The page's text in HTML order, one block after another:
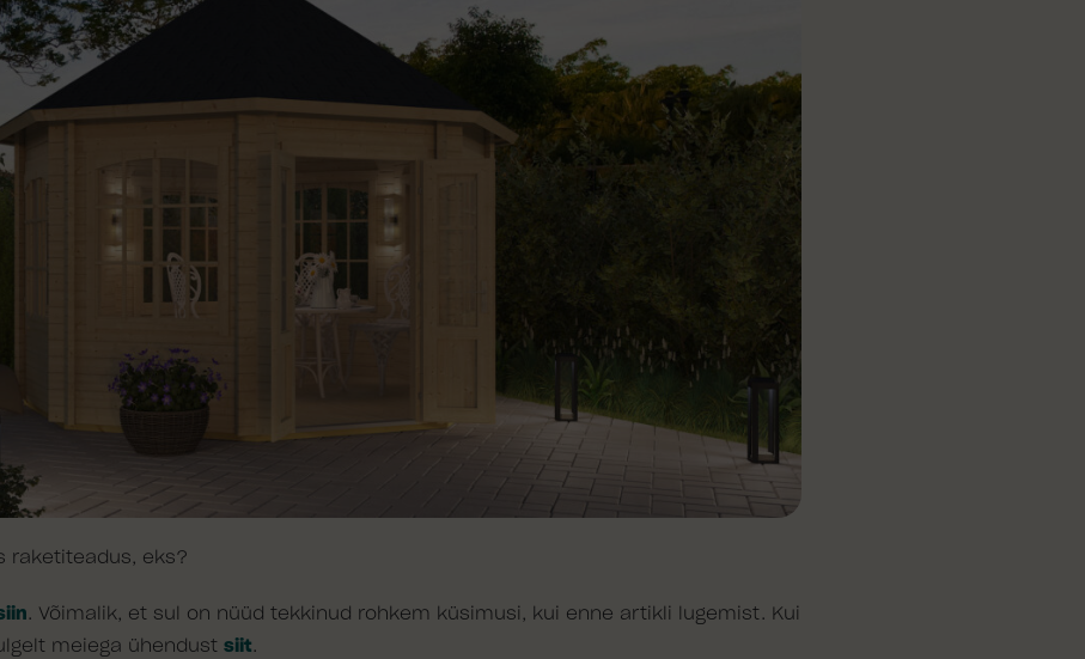
raketiteadus, eks?
. Võimalik, et sul on nüüd tekkinud rohkem küsimusi, kui enne artikli lugemist. Kui
meiega ühendustsiit.